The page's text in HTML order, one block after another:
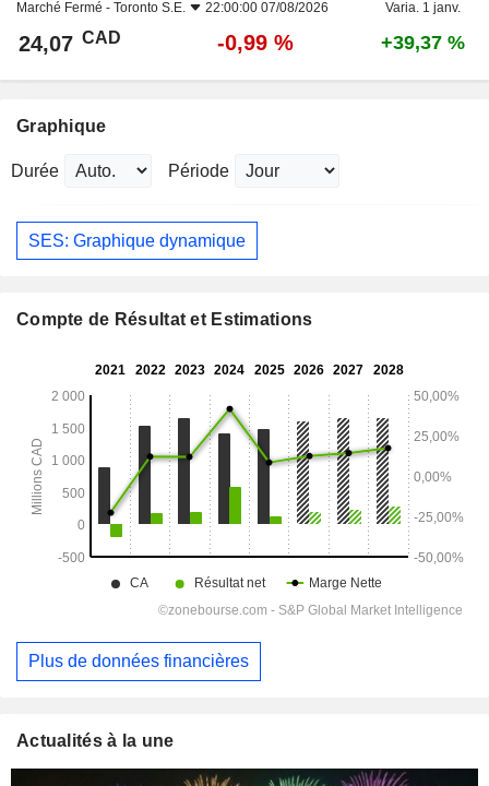
Marché Fermé - Toronto S.E. 22:00:00 07/08/2026 Varia. 1 janv.
24,07 CAD -0,99 % +39,37 %
Graphique
Durée Période
SES: Graphique dynamique
Compte de Résultat et Estimations
Plus de données financières
Actualités à la une